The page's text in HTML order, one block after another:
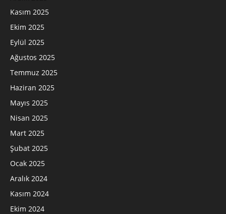
Kasım 2025
Ekim 2025
Eylül 2025
Ağustos 2025
Temmuz 2025
Haziran 2025
Mayıs 2025
Nisan 2025
Mart 2025
Şubat 2025
Ocak 2025
Aralık 2024
Kasım 2024
Ekim 2024